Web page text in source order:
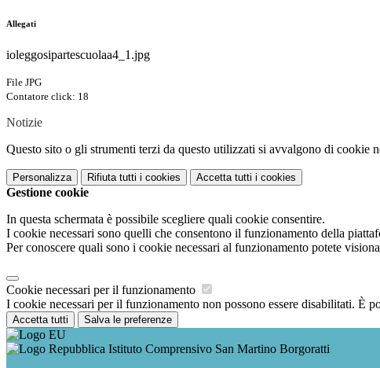
Allegati
ioleggosipartescuolaa4_1.jpg
File JPG
Contatore click: 18
Notizie
Questo sito o gli strumenti terzi da questo utilizzati si avvalgono di cookie
Personalizza Rifiuta tutti i cookies Accetta tutti i cookies
Gestione cookie
In questa schermata è possibile scegliere quali cookie consentire.
I cookie necessari sono quelli che consentono il funzionamento della
Per conoscere quali sono i cookie necessari al funzionamento potete
Cookie necessari per il funzionamento
I cookie necessari per il funzionamento non possono essere disabilitati. È
Accetta tutti Salva le preferenze
Istituto Comprensivo San Martino Borgoratti